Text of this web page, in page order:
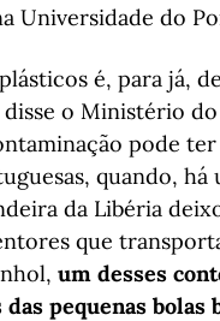
Universidade do
é, para já,
disse o Ministério
pode
quando, há
da Libéria
que
um desses
pequenas bolas